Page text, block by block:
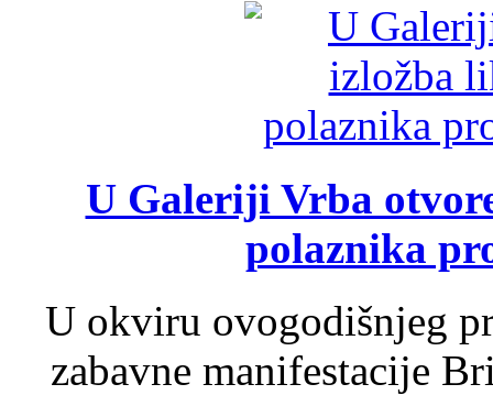
U Galeriji Vrba
polaznika
U okviru ovogodišnjeg
zabavne manifestacije